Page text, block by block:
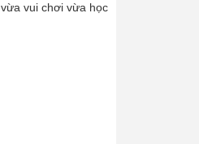
vui chơi vừa học